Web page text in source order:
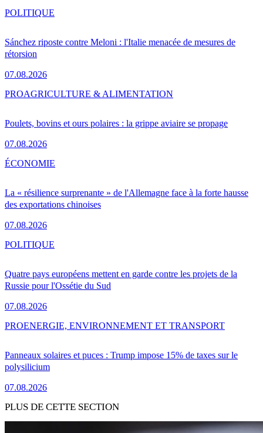
Sánchez riposte contre Meloni : l'Italie menacée de mesures de
rétorsion
07.08.2026
POLITIQUE
Poulets, bovins et ours polaires : la grippe aviaire se propage
07.08.2026
PROAGRICULTURE & ALIMENTATION
La « résilience surprenante » de l'Allemagne face à la forte hausse
des exportations chinoises
07.08.2026
ÉCONOMIE
Quatre pays européens mettent en garde contre les projets de la
Russie pour l'Ossétie du Sud
07.08.2026
POLITIQUE
Panneaux solaires et puces : Trump impose 15% de taxes sur le
polysilicium
07.08.2026
PROENERGIE, ENVIRONNEMENT ET TRANSPORT
PLUS DE CETTE SECTION